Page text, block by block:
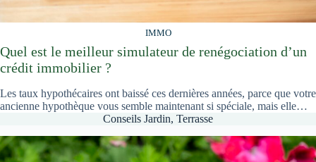
IMMO
Quel est le meilleur simulateur de renégociation d’un
crédit immobilier ?
Les taux hypothécaires ont baissé ces dernières années, parce que votre
ancienne hypothèque vous semble maintenant si spéciale, mais elle…
Conseils Jardin, Terrasse